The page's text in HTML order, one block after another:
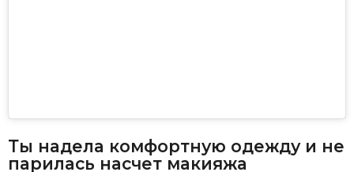
Ты надела комфортную одежду и не
парилась насчет макияжа